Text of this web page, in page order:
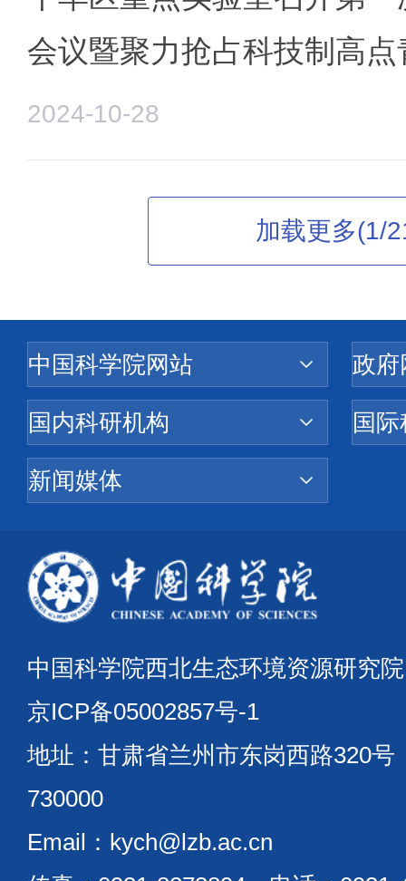
会议暨聚力抢占科技制高
2024-10-28
加载更多(1/
中国科学院西北生态环境资源研
京ICP备05002857号-1
地址：甘肃省兰州市东岗西路
730000
Email：kych@lzb.ac.cn